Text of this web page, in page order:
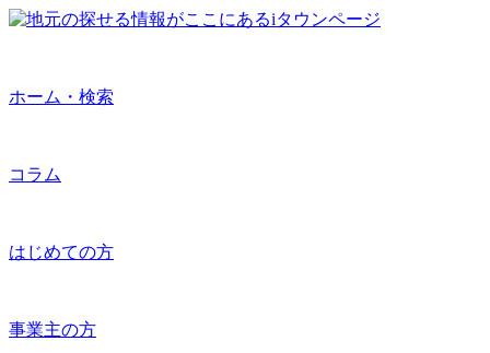
ホーム・検索
コラム
はじめての方
事業主の方